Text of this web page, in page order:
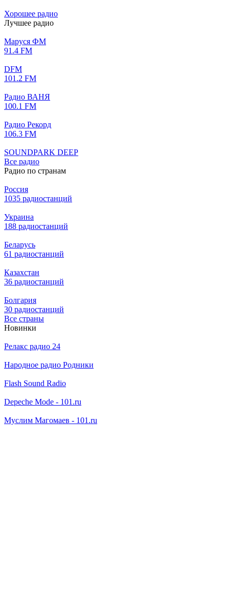
Хорошее радио
Лучшее радио
Маруся ФМ
91.4 FM
DFM
101.2 FM
Радио ВАНЯ
100.1 FM
Радио Рекорд
106.3 FM
SOUNDPARK DEEP
Все радио
Радио по странам
Россия
1035 радиостанций
Украина
188 радиостанций
Беларусь
61 радиостанций
Казахстан
36 радиостанций
Болгария
30 радиостанций
Все страны
Новинки
Релакс радио 24
Народное радио Родники
Flash Sound Radio
Depeche Mode - 101.ru
Муслим Магомаев - 101.ru